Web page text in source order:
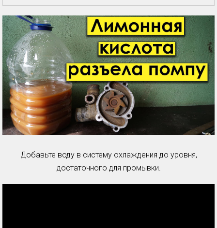
Добавьте воду в систему охлаждения до уровня,
достаточного для промывки.